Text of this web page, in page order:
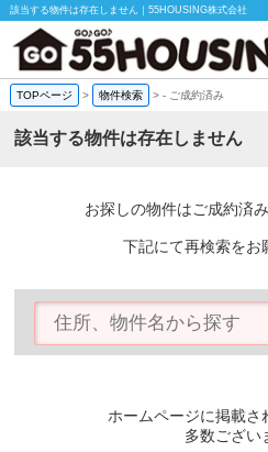
該当する物件は存在しません｜55HOUSING株式会社
TOPページ > 物件検索 >- ご成約済み
該当する物件は存在しません
お探しの物件はご成約済
下記にて再検索をお
ホームページに掲載さ
多数ござい